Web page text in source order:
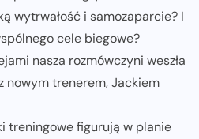
wytrwałość i samozaparcie? I
cele biegowe?
nasza rozmówczyni weszła
nowym trenerem, Jackiem
treningowe figurują w planie